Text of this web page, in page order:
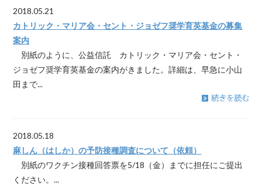
2018.05.21
カトリック・マリア会・セント・ジョゼフ奨学育英基金の募集
案内
別紙のように、公益信託 カトリック・マリア会・セント・
ジョゼフ奨学育英基金の案内がきました。詳細は、早急に小山
田まで...
2018.05.18
麻しん（はしか）の予防接種調査について（依頼）
別紙のワクチン接種回答票を5/18（金）までに担任にご提出
ください。...